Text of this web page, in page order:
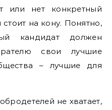
или нет конкретный
на кону. Понятно,
кандидат должен
свои лучшие
– лучшие для
не хватает,